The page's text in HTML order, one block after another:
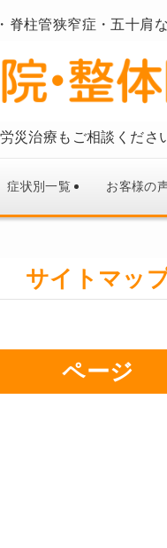
脊柱管狭窄症・五十肩
災治療もご相談くださ
症状別一覧 お客様の
サイトマッ
ページ